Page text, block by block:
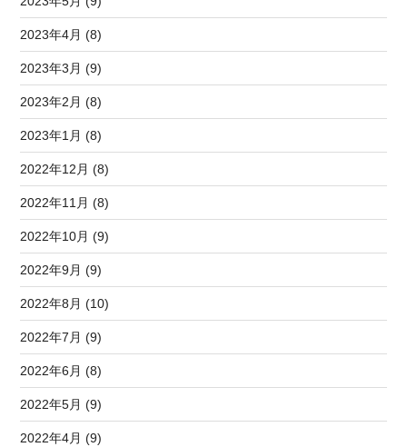
2023年4月 (8)
2023年3月 (9)
2023年2月 (8)
2023年1月 (8)
2022年12月 (8)
2022年11月 (8)
2022年10月 (9)
2022年9月 (9)
2022年8月 (10)
2022年7月 (9)
2022年6月 (8)
2022年5月 (9)
2022年4月 (9)